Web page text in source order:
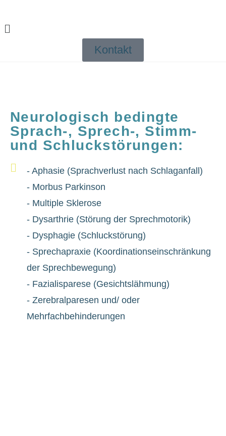
Kontakt
Neurologisch bedingte
Sprach-, Sprech-, Stimm-
und Schluckstörungen:
- Aphasie (Sprachverlust nach Schlaganfall)
- Morbus Parkinson
- Multiple Sklerose
- Dysarthrie (Störung der Sprechmotorik)
- Dysphagie (Schluckstörung)
- Sprechapraxie (Koordinationseinschränkung
der Sprechbewegung)
- Fazialisparese (Gesichtslähmung)
- Zerebralparesen und/ oder
Mehrfachbehinderungen